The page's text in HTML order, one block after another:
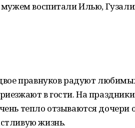
мужем воспитали Илью,
правнуков радуют
в гости. На
тепло отзываются дочери
жизнь.